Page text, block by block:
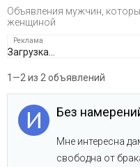
Объявления мужчин,
женщиной
Загрузка...
1—2 из 2 объявлений
Без
Мне интересна
свободна от